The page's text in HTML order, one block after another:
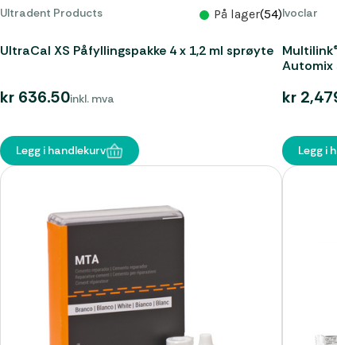
Ultradent Products På lager(54)
UltraCal XS Påfyllingspakke 4 x 1,2 ml sprøyte
kr 636.50inkl. mva
Legg i handlekurv
Ivoclar
Automix
kr
Legg i